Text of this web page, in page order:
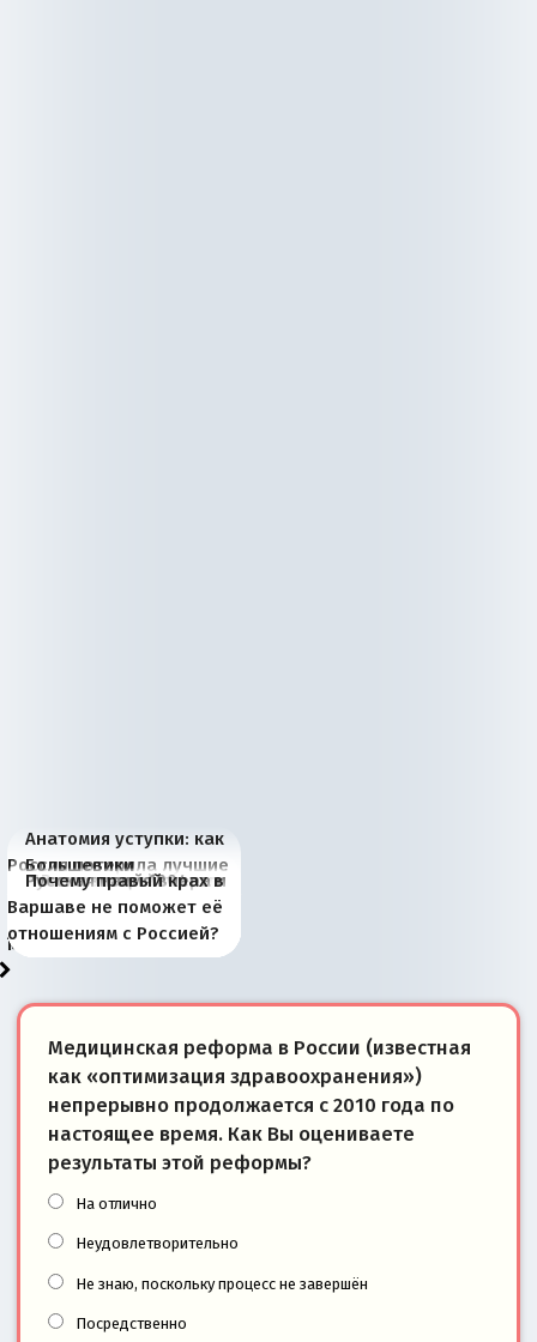
Анатомия уступки: как
Россия потеряла лучшие
рыбопромысловые
районы Баренцева
моря
Большевики
отличаются от «Яблока»
тем, что они -
победители
Киевская марионетка
Запада рассказала о
«переобувании» хозяев
В России назрели
перемены: 15 шагов к
суверенной экономике
Миграционный пожар
Европы
Россия начинает
сбрасывать балласт
Анкориджа
Россия зимой 1904
года: первые уступки во
внутренней политике
Русская нация вчера и
сегодня
Почему правый крах в
Варшаве не поможет её
отношениям с Россией?
Медицинская реформа в России (известная
как «оптимизация здравоохранения»)
непрерывно продолжается с 2010 года по
настоящее время. Как Вы оцениваете
результаты этой реформы?
На отлично
Неудовлетворительно
Не знаю, поскольку процесс не завершён
Посредственно